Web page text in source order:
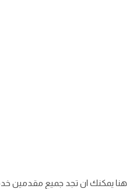
هنا يمكنك ان تجد جميع مقدمين